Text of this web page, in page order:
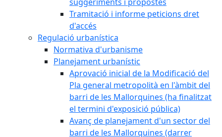
Tramitació i informe peticions dret
d'accés
Regulació urbanística
Normativa d'urbanisme
Planejament urbanístic
Aprovació inicial de la Modificació del
Pla general metropolità en l'àmbit del
barri de les Mallorquines (ha finalitzat
el termini d'exposició pública)
Avanç de planejament d'un sector del
barri de les Mallorquines (darrer